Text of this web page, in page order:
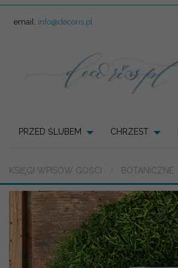
email: info@decoris.pl
PRZED ŚLUBEM CHRZEST
KSIĘGI WPISÓW GOŚCI BOTANICZNE